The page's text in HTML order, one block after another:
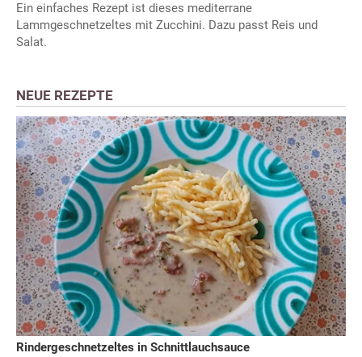
Ein einfaches Rezept ist dieses mediterrane
Lammgeschnetzeltes mit Zucchini. Dazu passt Reis und
Salat.
NEUE REZEPTE
Rindergeschnetzeltes in Schnittlauchsauce